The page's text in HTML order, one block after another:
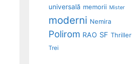
universală memorii Mister
moderni Nemira
Polirom RAO SF Thriller
Trei